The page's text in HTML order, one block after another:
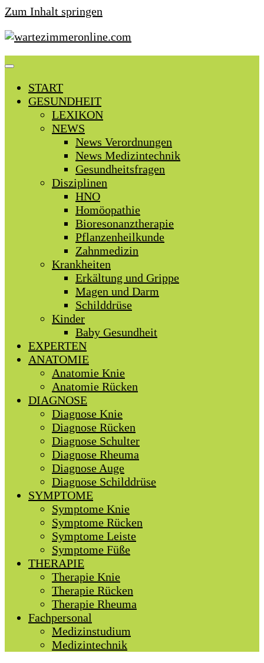
Zum Inhalt springen
START
GESUNDHEIT
LEXIKON
NEWS
News Verordnungen
News Medizintechnik
Gesundheitsfragen
Disziplinen
HNO
Homöopathie
Bioresonanztherapie
Pflanzenheilkunde
Zahnmedizin
Krankheiten
Erkältung und Grippe
Magen und Darm
Schilddrüse
Kinder
Baby Gesundheit
EXPERTEN
ANATOMIE
Anatomie Knie
Anatomie Rücken
DIAGNOSE
Diagnose Knie
Diagnose Rücken
Diagnose Schulter
Diagnose Rheuma
Diagnose Auge
Diagnose Schilddrüse
SYMPTOME
Symptome Knie
Symptome Rücken
Symptome Leiste
Symptome Füße
THERAPIE
Therapie Knie
Therapie Rücken
Therapie Rheuma
Fachpersonal
Medizinstudium
Medizintechnik